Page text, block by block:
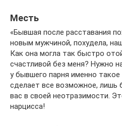
Месть
«Бывшая после расставания
новым мужчиной, похудела,
Как она могла так быстро
счастливой без меня? Нужно
у бывшего парня именно
сделает все возможное, лишь
вас в своей неотразимости.
нарцисса!